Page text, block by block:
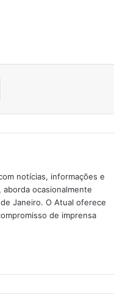
notícias, informações e
ocasionalmente
Janeiro. O Atual oferece
de imprensa